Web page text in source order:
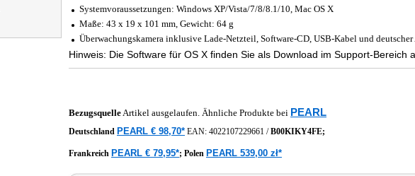
Systemvoraussetzungen: Windows XP/Vista/7/8/8.1/10, Mac OS X
Maße: 43 x 19 x 101 mm, Gewicht: 64 g
Überwachungskamera inklusive Lade-Netzteil, Software-CD, USB-Kabel und
Hinweis: Die Software für OS X finden Sie als Download im Support-Bereich
BezugsquelleArtikel ausgelaufen. Ähnliche Produkte bei PEARL
Deutschland PEARL € 98,70* EAN: 4022107229661 /B00KIKY4FE;
Frankreich PEARL € 79,95*; Polen PEARL 539,00 zł*